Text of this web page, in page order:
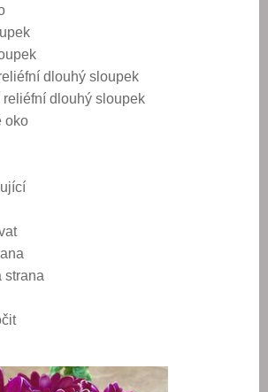
dlouhý sloupek
reliéfní dlouhý sloupek
oko
strana